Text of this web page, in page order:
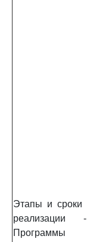
Этапы и сроки
реализации
Программы
-